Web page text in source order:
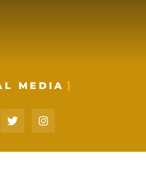
MEDIA